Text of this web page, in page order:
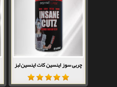
چربی سوز اینسین کات اینسین لبز